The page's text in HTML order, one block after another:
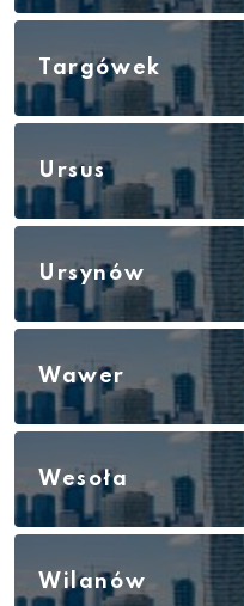
Targówek
Ursus
Ursynów
Wawer
Wesoła
Wilanów